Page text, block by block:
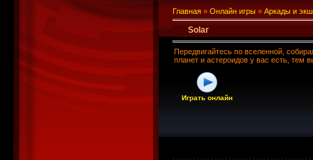
Главная » Онлайн игры » Аркады и
Solar
Передвигайтесь по вселенной,
планет и астероидов у вас есть, тем
Играть онлайн